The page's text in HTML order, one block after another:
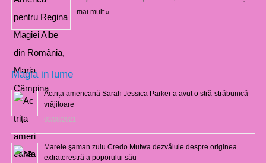
mai mult »
Magia in lume
Actrița americană Sarah Jessica Parker a avut o stră-străbunică
vrăjitoare
03/08/2021
Marele şaman zulu Credo Mutwa dezvăluie despre originea
extraterestră a poporului său